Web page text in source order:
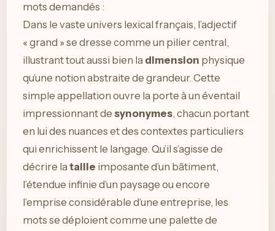
mots demandés :
Dans le vaste univers lexical français, l’adjectif
« grand » se dresse comme un pilier central,
illustrant tout aussi bien la dimension physique
qu’une notion abstraite de grandeur. Cette
simple appellation ouvre la porte à un éventail
impressionnant de synonymes, chacun portant
en lui des nuances et des contextes particuliers
qui enrichissent le langage. Qu’il s’agisse de
décrire lataille imposante d’un bâtiment,
l’étendue infinie d’un paysage ou encore
l’emprise considérable d’une entreprise, les
mots se déploient comme une palette de